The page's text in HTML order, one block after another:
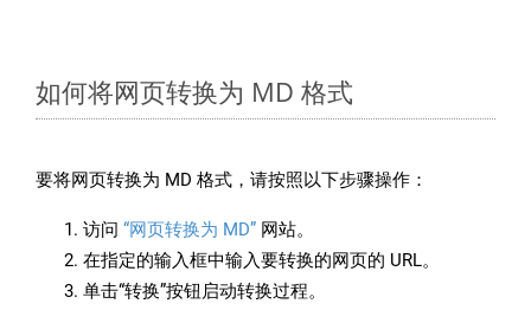
如何将网页转换为 MD 格式
要将网页转换为 MD 格式，请按照以下步骤操作：
访问 “网页转换为 MD” 网站。
在指定的输入框中输入要转换的网页的 URL。
单击“转换”按钮启动转换过程。